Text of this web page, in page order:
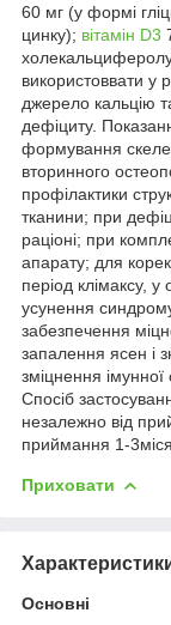
60 мг (у формі
цинку); вітамін D3
використоввати у
джерело кальцію
дефіциту.
формування
вторинного
профілактики
тканини; при
раціоні; при
апарату; для
період клімаксу,
усунення
забезпечення
запалення ясен і
зміцнення імунної
Спосіб
незалежно від
приймання 1-
Приховати
Основні